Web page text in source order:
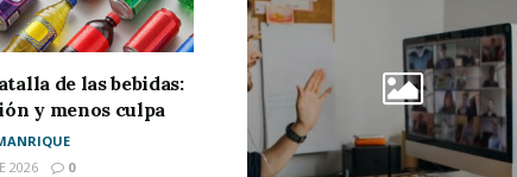
de las bebidas:
y menos culpa
2026
0